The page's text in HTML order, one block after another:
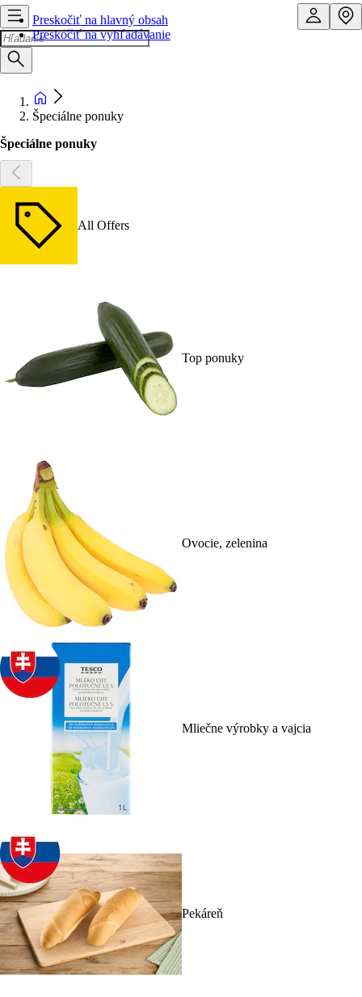
Preskočiť na hlavný obsah
Preskočiť na vyhľadávanie
Špeciálne ponuky
Špeciálne ponuky
All Offers
Top ponuky
Ovocie, zelenina
Mliečne výrobky a vajcia
Pekáreň